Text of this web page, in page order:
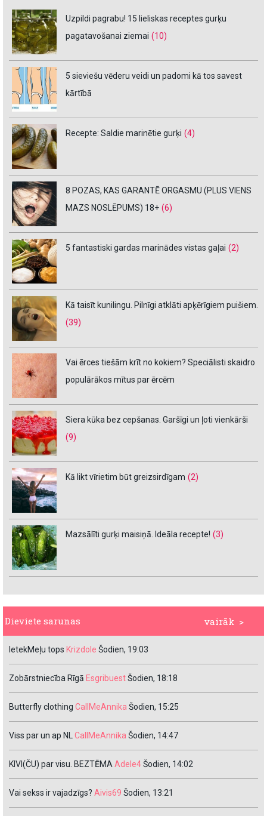
Uzpildi pagrabu! 15 lieliskas receptes gurķu
pagatavošanai ziemai (10)
5 sieviešu vēderu veidi un padomi kā tos savest
kārtībā
Recepte: Saldie marinētie gurķi (4)
8 POZAS, KAS GARANTĒ ORGASMU (PLUS VIENS
MAZS NOSLĒPUMS) 18+ (6)
5 fantastiski gardas marinādes vistas gaļai (2)
Kā taisīt kunilingu. Pilnīgi atklāti apķērīgiem puišiem.
(39)
Vai ērces tiešām krīt no kokiem? Speciālisti skaidro
populārākos mītus par ērcēm
Siera kūka bez cepšanas. Garšīgi un ļoti vienkārši
(9)
Kā likt vīrietim būt greizsirdīgam (2)
Mazsālīti gurķi maisiņā. Ideāla recepte! (3)
vairāk >
Dieviete sarunas
IetekMeļu tops Krizdole Šodien, 19:03
Zobārstniecība Rīgā EsgribuestŠodien, 18:18
Butterfly clothing CallMeAnnika Šodien, 15:25
Viss par un ap NLCallMeAnnika Šodien, 14:47
KIVI(ČU) par visu. BEZTĒMAAdele4Šodien, 14:02
Vai sekss ir vajadzīgs? Aivis69 Šodien, 13:21